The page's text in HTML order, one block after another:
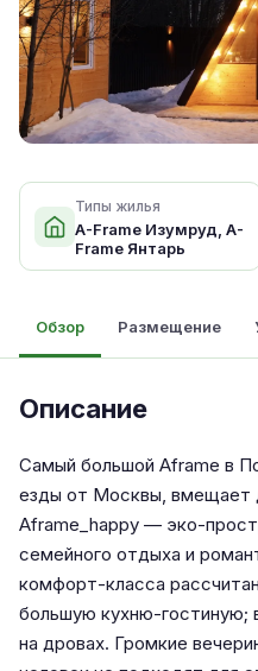
Типы жилья
A-Frame Изумруд, A-
Frame Янтарь
Обзор Размещение
Описание
Самый большой Aframe в
езды от Москвы, вмещает
Aframe_happy — эко-
семейного отдыха и
комфорт-класса
большую кухню-гостиную;
на дровах. Громкие